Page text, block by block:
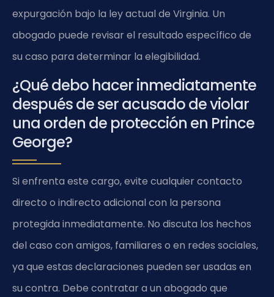
expurgación bajo la ley actual de Virginia. Un
abogado puede revisar el resultado específico de
su caso para determinar la elegibilidad.
¿Qué debo hacer inmediatamente
después de ser acusado de violar
una orden de protección en Prince
George?
Si enfrenta este cargo, evite cualquier contacto
directo o indirecto adicional con la persona
protegida inmediatamente. No discuta los hechos
del caso con amigos, familiares o en redes sociales,
ya que estas declaraciones pueden ser usadas en
su contra. Debe contratar a un abogado que